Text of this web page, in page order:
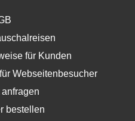
für Kunden
Webseitenbesucher
bestellen